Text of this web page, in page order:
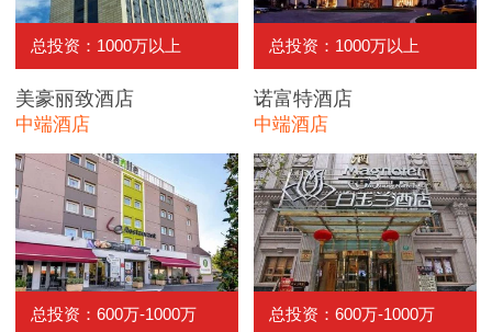
总投资：1000万以上
美豪丽致酒店
中端酒店
总投资：1000万以上
诺富特酒店
中端酒店
总投资：600万-1000万 总投资：600万-1000万